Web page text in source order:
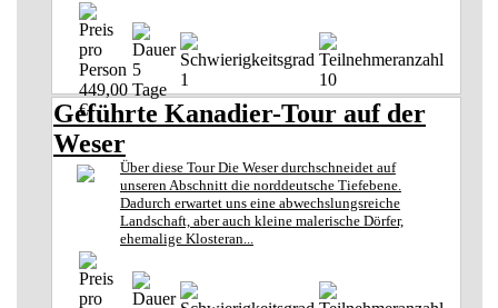
449,00
€
5
Tage
1 10
Geführte Kanadier-Tour auf der
Weser
Über diese Tour Die Weser durchschneidet auf
unseren Abschnitt die norddeutsche Tiefebene.
Dadurch erwartet uns eine abwechslungsreiche
Landschaft, aber auch kleine malerische Dörfer,
ehemalige Klosteran...